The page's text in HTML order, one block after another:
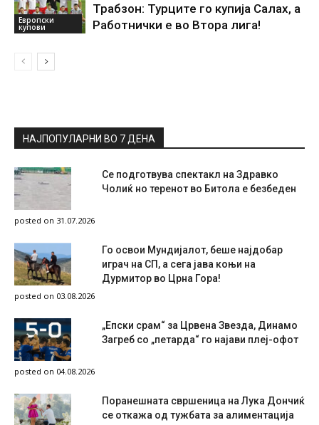
Европски
купови
Трабзон: Турците го купија Салах, а
Работнички е во Втора лига!
НАЈПОПУЛАРНИ ВО 7 ДЕНА
Се подготвува спектакл на Здравко
Чолиќ но теренот во Битола е безбеден
posted on 31.07.2026
Го освои Мундијалот, беше најдобар
играч на СП, а сега јава коњи на
Дурмитор во Црна Гора!
posted on 03.08.2026
„Епски срам“ за Црвена Звезда, Динамо
Загреб со „петарда“ го најави плеј-офот
posted on 04.08.2026
Поранешната свршеница на Лука Дончиќ
се откажа од тужбата за алиментација